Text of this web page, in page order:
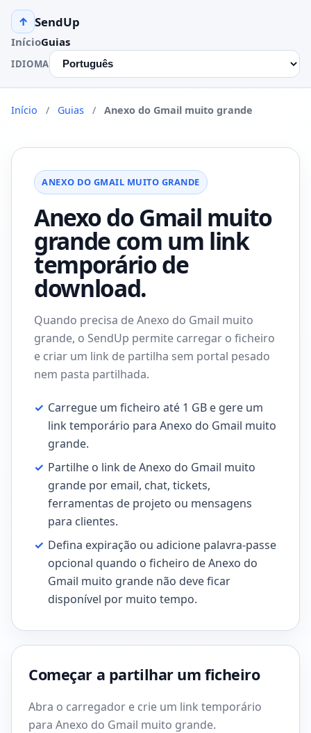
↑ SendUp
InícioGuias
IDIOMA
Início / Guias / Anexo do Gmail muito grande
ANEXO DO GMAIL MUITO GRANDE
Anexo do Gmail muito
grande com um link
temporário de
download.
Quando precisa de Anexo do Gmail muito
grande, o SendUp permite carregar o ficheiro
e criar um link de partilha sem portal pesado
nem pasta partilhada.
✓ Carregue um ficheiro até 1 GB e gere um
link temporário para Anexo do Gmail muito
grande.
✓ Partilhe o link de Anexo do Gmail muito
grande por email, chat, tickets,
ferramentas de projeto ou mensagens
para clientes.
✓ Defina expiração ou adicione palavra-passe
opcional quando o ficheiro de Anexo do
Gmail muito grande não deve ficar
disponível por muito tempo.
Começar a partilhar um ficheiro
Abra o carregador e crie um link temporário
para Anexo do Gmail muito grande.